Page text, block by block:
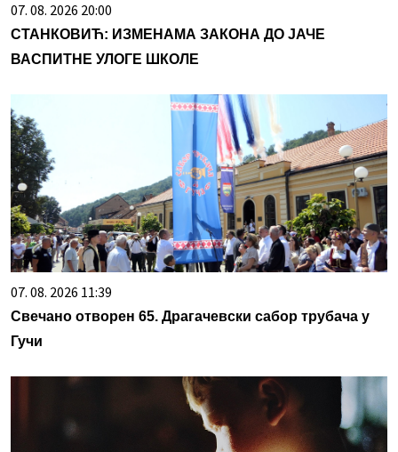
07. 08. 2026 20:00
СТАНКОВИЋ: ИЗМЕНАМА ЗАКОНА ДО ЈАЧЕ
ВАСПИТНЕ УЛОГЕ ШКОЛЕ
07. 08. 2026 11:39
Свечано отворен 65. Драгачевски сабор трубача у
Гучи